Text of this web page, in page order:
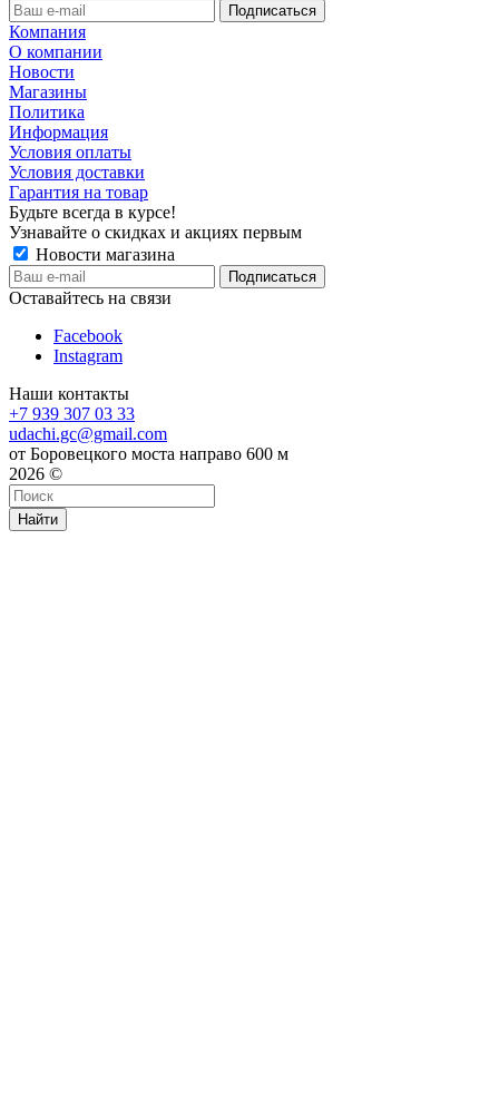
Компания
О компании
Новости
Магазины
Политика
Информация
Условия оплаты
Условия доставки
Гарантия на товар
Будьте всегда в курсе!
Узнавайте о скидках и акциях первым
Новости магазина
Оставайтесь на связи
Facebook
Instagram
Наши контакты
+7 939 307 03 33
udachi.gc@gmail.com
от Боровецкого моста направо 600 м
2026 ©
Найти